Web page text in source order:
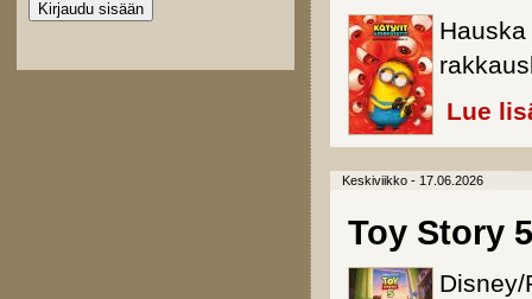
Lue
Keskiviikko - 17.06.2026
Toy Story 5